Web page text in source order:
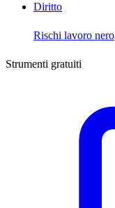
Diritto
Rischi lavoro nero
Strumenti gratuiti